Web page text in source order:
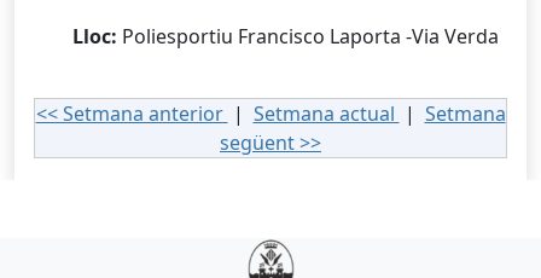
Lloc: Poliesportiu Francisco Laporta -Via Verda
<< Setmana anterior | Setmana actual | Setmana
següent >>